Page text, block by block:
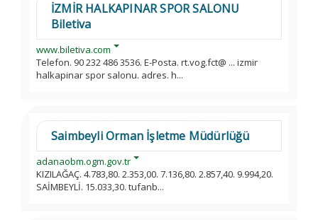
İZMİR HALKAPINAR SPOR SALONU
Biletiva
www.biletiva.com
Telefon. 90 232 486 3536. E-Posta. rt.vog.fct@ ... izmir
halkapinar spor salonu. adres. h...
Saimbeyli Orman İşletme Müdürlüğü
adanaobm.ogm.gov.tr
KIZILAĞAÇ. 4.783,80. 2.353,00. 7.136,80. 2.857,40. 9.994,20.
SAİMBEYLİ. 15.033,30. tufanb...